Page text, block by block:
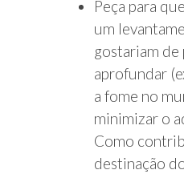
Peça para
um
gostariam de
aprofundar
a fome no
minimizar o
Como
destinação